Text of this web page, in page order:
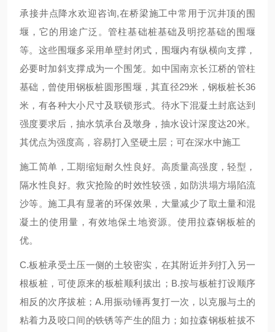
承接井点降水欢迎咨询,在桥梁施工中常用于沉井顶的围
堰，它的用途广泛。管柱基础桩基础及明挖基础的围堰
等。这些围堰多采用单壁封闭式，围堰内有纵横向支撑，
必要时加斜支撑成为一个围笼。如中国南京长江桥的管柱
基础，曾使用钢板桩圆形围堰，其直径29米，钢板桩长36
米，有各种大小尺寸及联锁形式。待水下混凝土封底达到
强度要求后，抽水筑承台及墩身，抽水设计深度达20米。
其优点为强度高，容易打入坚硬土层；可在深水中施工
施工简单，工期缩短耐久性良好。高质量高强度，轻型，
隔水性良好。救灾抢险的时效性较强，如防洪塌方塌陷流
沙等。施工具有显著的环保效果，大量减少了取土量和混
凝土的使用量，有效地保土地资源。使用拉森钢板桩的
优。
C.板桩承受土压一侧的土较密实，在其附近并列打入另一
根板桩，可使原来的板桩顺利拔出；B.按与板桩打设顺序
相反的次序拔桩；A.用振动锤再复打一次，以克服与土的
粘着力及咬口间的铁锈等产生的阻力；如拉森钢板桩拔不